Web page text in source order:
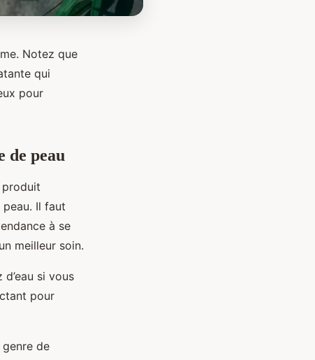
Notez que
qui
pour
de peau
produit
Il faut
à se
meilleur soin.
si vous
pour
de